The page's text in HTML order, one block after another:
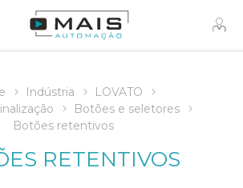
Indústria
LOVATO
Botões e seletores
Botões retentivos
RETENTIVOS